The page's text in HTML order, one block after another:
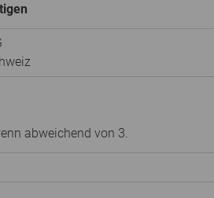
abweichend von 3.